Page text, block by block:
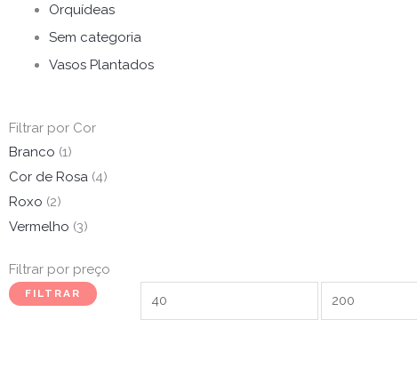
Orquídeas
Sem categoria
Vasos Plantados
Filtrar por Cor
Branco (1)
Cor de Rosa (4)
Roxo (2)
Vermelho (3)
Filtrar por preço
mínimo máximo
FILTRAR